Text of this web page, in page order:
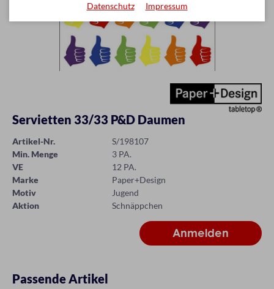
Servietten 33/33 P&D Daumen
Artikel-Nr.
S/198107
Min. Menge
3 PA.
VE
12 PA.
Marke
Paper+Design
Motiv
Jugend
Aktion
Schnäppchen
Passende Artikel
Datenschutz Impressum